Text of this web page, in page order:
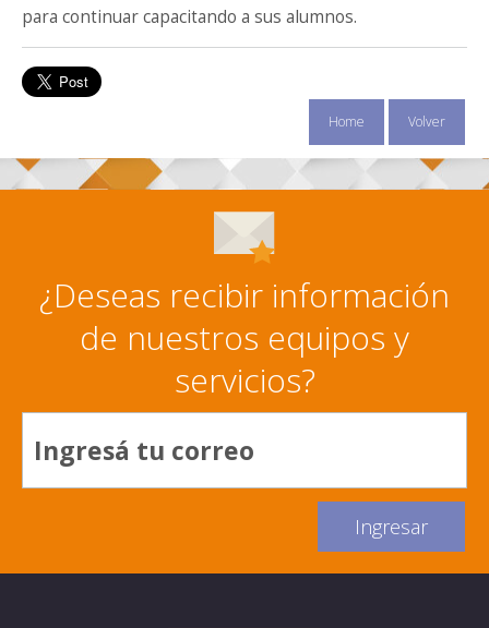
para continuar capacitando a sus alumnos.
Home Volver
¿Deseas recibir información
de nuestros equipos y
servicios?